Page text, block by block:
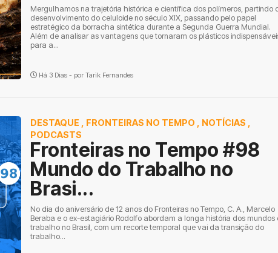
Mergulhamos na trajetória histórica e científica dos polímeros, partindo
desenvolvimento do celuloide no século XIX, passando pelo papel
estratégico da borracha sintética durante a Segunda Guerra Mundial.
Além de analisar as vantagens que tornaram os plásticos
para a...
Há 3 Dias - por Tarik Fernandes
DESTAQUE FRONTEIRAS NO TEMPO NOTÍCIAS
PODCASTS
Fronteiras no Tempo #98
Mundo do Trabalho no
Brasi...
No dia do aniversário de 12 anos do Fronteiras no Tempo, C. A., Marcelo
Beraba e o ex-estagiário Rodolfo abordam a longa história dos mundos
trabalho no Brasil, com um recorte temporal que vai da transição do
trabalho...